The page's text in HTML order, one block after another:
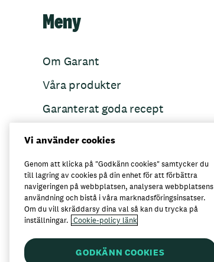
Meny
Om Garant
Våra produkter
Garanterat goda recept
Här kan du köpa Garant
Vi använder cookies
Genom att klicka på "Godkänn cookies" samtycker du
till lagring av cookies på din enhet för att förbättra
navigeringen på webbplatsen, analysera webbplatsens
användning och bistå i våra marknadsföringsinsatser.
Om du vill skräddarsy dina val så kan du trycka på
inställningar. Cookie-policy länk
GODKÄNN COOKIES